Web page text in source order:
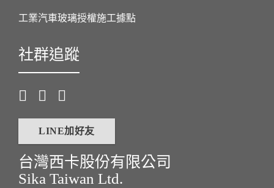
工業汽車玻璃授權施工據點
社群追蹤
LINE加好友
台灣西卡股份有限公司
Sika Taiwan Ltd.